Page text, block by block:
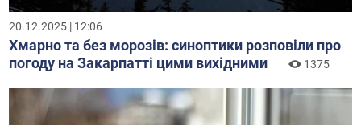
20.12.2025 | 12:06
Хмарно та без морозів: синоптики розповіли про
погоду на Закарпатті цими вихідними
1375